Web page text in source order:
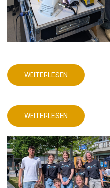
WEITERLESEN
ÜBER
MINT-
PRAKTISCHEN
WEITERLESEN
ÜBER
MINT-
STELLT
SICH